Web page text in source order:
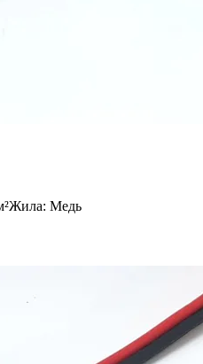
Жила: Медь